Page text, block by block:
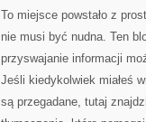
To miejsce powstało z
nie musi być nudna. Ten
przyswajanie informacji
Jeśli kiedykolwiek miałeś
są przegadane, tutaj